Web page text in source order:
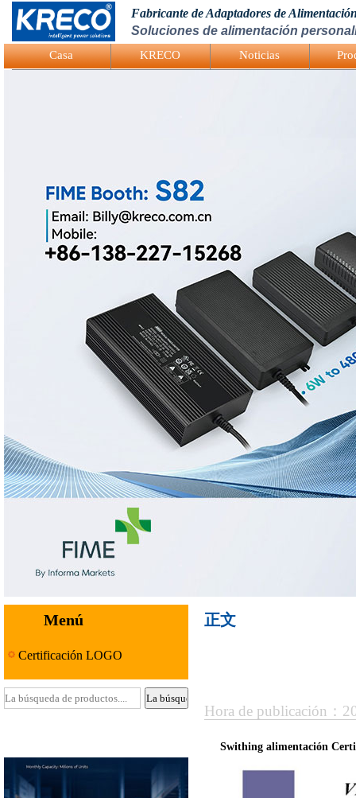
Logo Picture
Fabricante de Adaptadores de
Soluciones de alimentación
Casa KRECO Noticias
Menú
Certificación LOGO
正文
Hora de publicación
Swithing alimentación